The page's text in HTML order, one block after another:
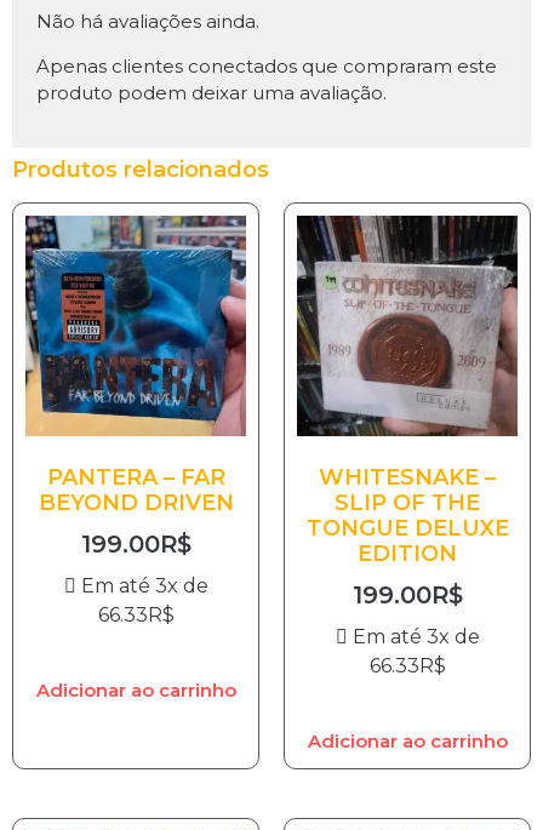
Não há avaliações ainda.
Apenas clientes conectados que compraram este
produto podem deixar uma avaliação.
Produtos relacionados
PANTERA – FAR
BEYOND DRIVEN
199.00R$
Em até 3x de
66.33R$
Adicionar ao carrinho
WHITESNAKE –
SLIP OF THE
TONGUE DELUXE
EDITION
199.00R$
Em até 3x de
66.33R$
Adicionar ao carrinho